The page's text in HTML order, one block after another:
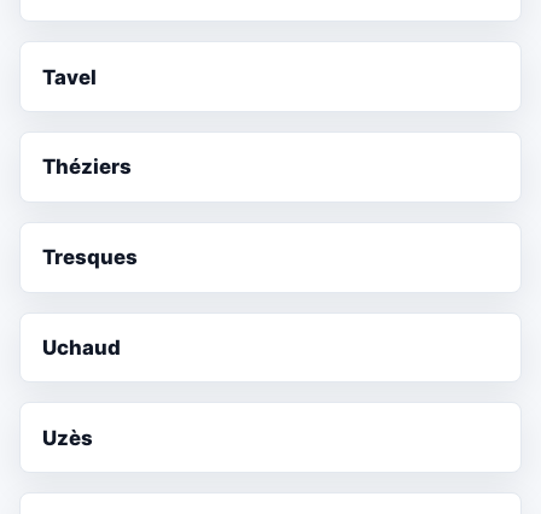
Tavel
Théziers
Tresques
Uchaud
Uzès